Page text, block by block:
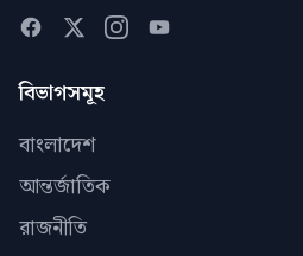
বিভাগসমূহ
বাংলাদেশ
আন্তর্জাতিক
রাজনীতি